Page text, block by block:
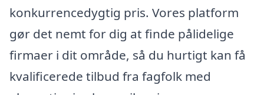
konkurrencedygtig pris. Vores platform
gør det nemt for dig at finde pålidelige
firmaer i dit område, så du hurtigt kan få
kvalificerede tilbud fra fagfolk med